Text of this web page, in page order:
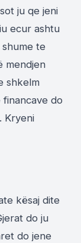
ju qe jeni
ecur ashtu
te
mendjen
shkelm
financave do
Kryeni
kësaj dite
do ju
do jene